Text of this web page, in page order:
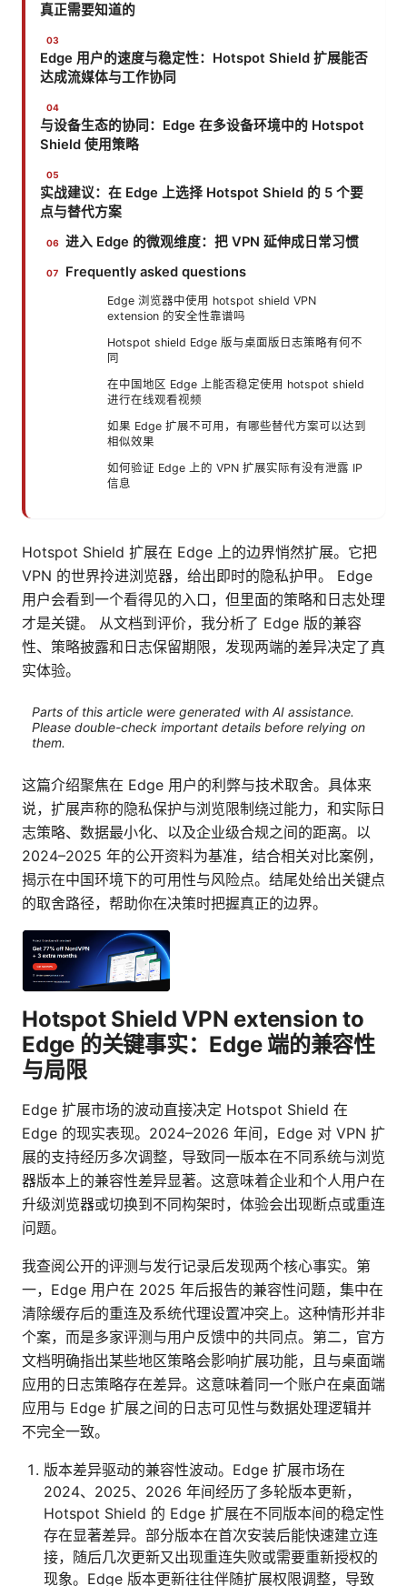
真正需要知道的
Edge 用户的速度与稳定性：Hotspot Shield 扩展能否
达成流媒体与工作协同
与设备生态的协同：Edge 在多设备环境中的 Hotspot
Shield 使用策略
实战建议：在 Edge 上选择 Hotspot Shield 的 5 个要
点与替代方案
进入 Edge 的微观维度：把 VPN 延伸成日常习惯
Frequently asked questions
Edge 浏览器中使用 hotspot shield VPN
extension 的安全性靠谱吗
Hotspot shield Edge 版与桌面版日志策略有何不
同
在中国地区 Edge 上能否稳定使用 hotspot shield
进行在线观看视频
如果 Edge 扩展不可用，有哪些替代方案可以达到
相似效果
如何验证 Edge 上的 VPN 扩展实际有没有泄露 IP
信息
Hotspot Shield 扩展在 Edge 上的边界悄然扩展。它把
VPN 的世界拎进浏览器，给出即时的隐私护甲。 Edge
用户会看到一个看得见的入口，但里面的策略和日志处理
才是关键。 从文档到评价，我分析了 Edge 版的兼容
性、策略披露和日志保留期限，发现两端的差异决定了真
实体验。
Parts of this article were generated with AI assistance.
Please double-check important details before relying on
them.
这篇介绍聚焦在 Edge 用户的利弊与技术取舍。具体来
说，扩展声称的隐私保护与浏览限制绕过能力，和实际日
志策略、数据最小化、以及企业级合规之间的距离。以
2024–2025 年的公开资料为基准，结合相关对比案例，
揭示在中国环境下的可用性与风险点。结尾处给出关键点
的取舍路径，帮助你在决策时把握真正的边界。
Hotspot Shield VPN extension to
Edge 的关键事实：Edge 端的兼容性
与局限
Edge 扩展市场的波动直接决定 Hotspot Shield 在
Edge 的现实表现。2024–2026 年间，Edge 对 VPN 扩
展的支持经历多次调整，导致同一版本在不同系统与浏览
器版本上的兼容性差异显著。这意味着企业和个人用户在
升级浏览器或切换到不同构架时，体验会出现断点或重连
问题。
我查阅公开的评测与发行记录后发现两个核心事实。第
一，Edge 用户在 2025 年后报告的兼容性问题，集中在
清除缓存后的重连及系统代理设置冲突上。这种情形并非
个案，而是多家评测与用户反馈中的共同点。第二，官方
文档明确指出某些地区策略会影响扩展功能，且与桌面端
应用的日志策略存在差异。这意味着同一个账户在桌面端
应用与 Edge 扩展之间的日志可见性与数据处理逻辑并
不完全一致。
版本差异驱动的兼容性波动。Edge 扩展市场在
2024、2025、2026 年间经历了多轮版本更新，
Hotspot Shield 的 Edge 扩展在不同版本间的稳定性
存在显著差异。部分版本在首次安装后能快速建立连
接，随后几次更新又出现重连失败或需要重新授权的
现象。Edge 版本更新往往伴随扩展权限调整，导致